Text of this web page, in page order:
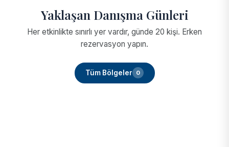
Yaklaşan Danışma Günleri
Her etkinlikte sınırlı yer vardır, günde 20 kişi. Erken
rezervasyon yapın.
Tüm Bölgeler 0